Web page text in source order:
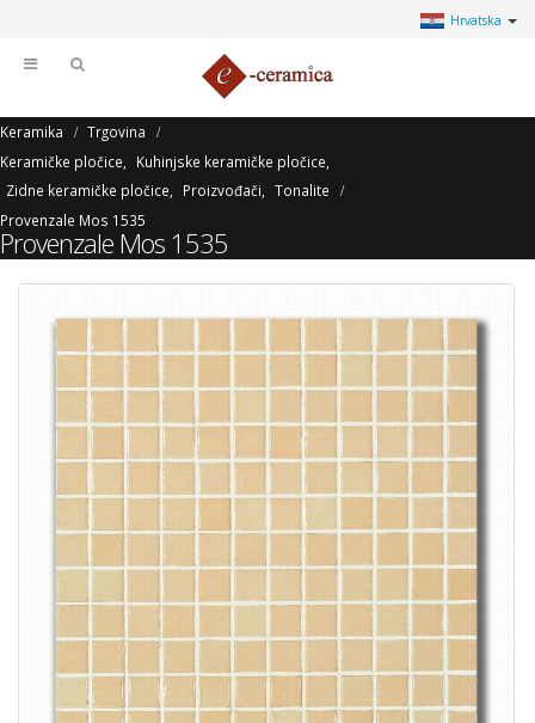
Hrvatska
Keramika
Trgovina
Keramičke pločice
Kuhinjske keramičke pločice
Zidne keramičke pločice
Proizvođači
Tonalite
Provenzale Mos 1535
Provenzale Mos 1535